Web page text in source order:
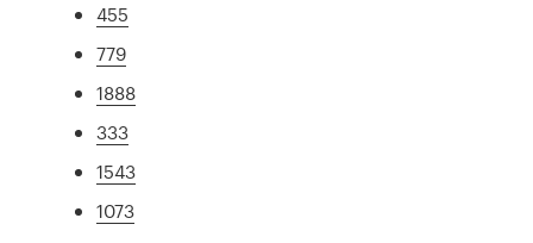
455
779
1888
333
1543
1073